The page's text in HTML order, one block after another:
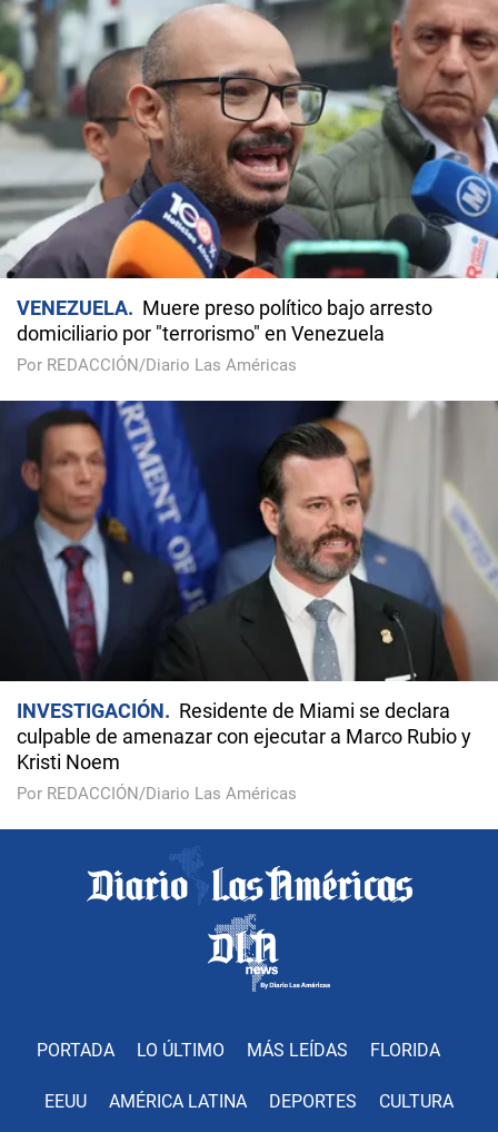
VENEZUELA
Muere preso político bajo arresto
domiciliario por "terrorismo" en Venezuela
Por REDACCIÓN/Diario Las Américas
INVESTIGACIÓN
Residente de Miami se declara
culpable de amenazar con ejecutar a Marco Rubio y
Kristi Noem
Por REDACCIÓN/Diario Las Américas
PORTADA LO ÚLTIMO MÁS LEÍDAS FLORIDA
EEUU AMÉRICA LATINA DEPORTES CULTURA